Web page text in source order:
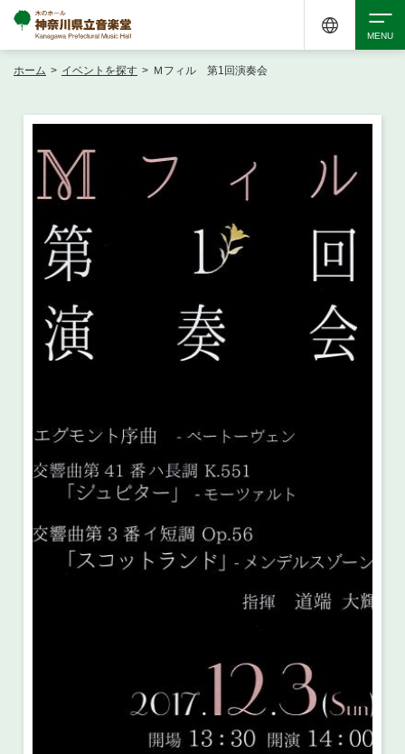
イベントを探す
・ イベントカレンダー
・ よくある質問
・ 施設を借りる
・ 空き状況
・ 利用料金
音楽堂について
・ 音楽堂のご案内
・ フロアマップ
神奈川県立音楽堂
アクセシビリティ チケット購入 交通案内
ホーム > イベントを探す > Ｍフィル 第1回演奏会